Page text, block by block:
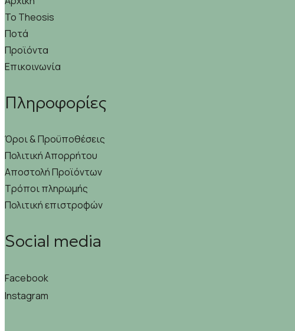
Το Theosis
Ποτά
Προϊόντα
Επικοινωνία
Πληροφορίες
Όροι & Προϋποθέσεις
Πολιτική Απορρήτου
Αποστολή Προϊόντων
Τρόποι πληρωμής
Πολιτική επιστροφών
Social media
Facebook
Instagram